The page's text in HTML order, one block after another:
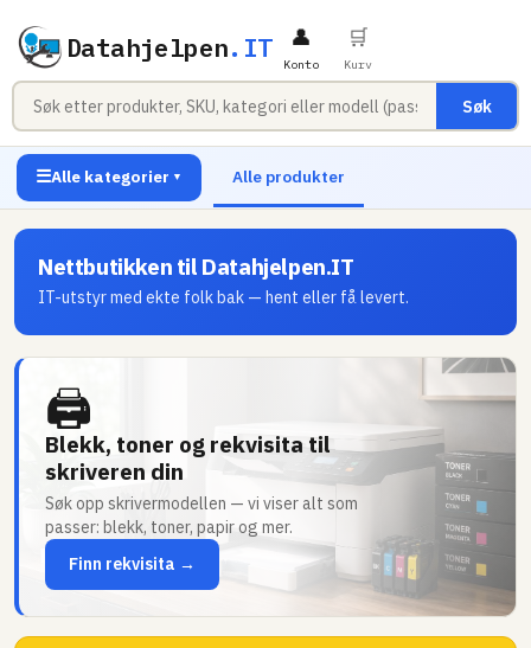
Datahjelpen.IT
Søk
👤
Konto
🛒
Kurv
☰Alle kategorier ▼ Alle produkter
Nettbutikken til Datahjelpen.IT
IT-utstyr med ekte folk bak — hent eller få levert.
🖨
Blekk, toner og rekvisita til
skriveren din
Søk opp skrivermodellen — vi viser alt som
passer: blekk, toner, papir og mer.
Finn rekvisita →